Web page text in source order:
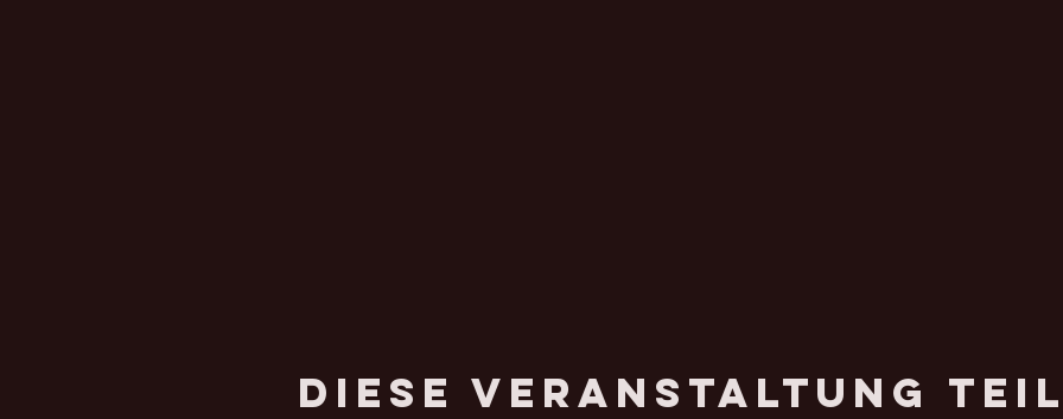
Diese Veranstaltung